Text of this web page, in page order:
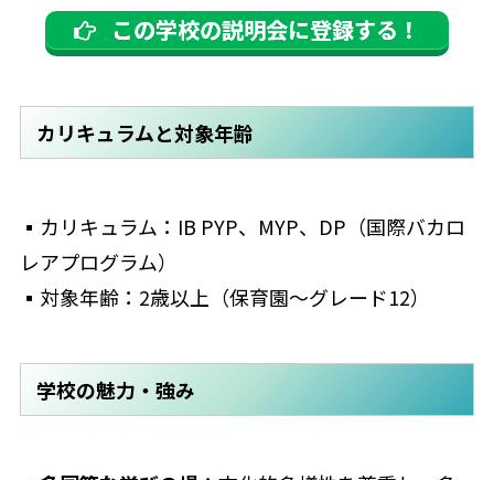
この学校の説明会に登録する！
カリキュラムと対象年齢
▪カリキュラム：IB PYP、MYP、DP（国際バカロ
レアプログラム）
▪対象年齢：2歳以上（保育園〜グレード12）
学校の魅力・強み